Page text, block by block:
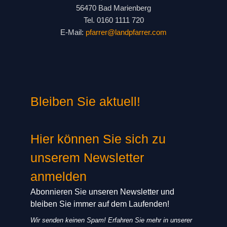
56470 Bad Marienberg
Tel. 0160 1111 720
E-Mail: pfarrer@landpfarrer.com
Bleiben Sie aktuell!
Hier können Sie sich zu
unserem Newsletter
anmelden
Abonnieren Sie unseren Newsletter und
bleiben Sie immer auf dem Laufenden!
Wir senden keinen Spam! Erfahren Sie mehr in unserer